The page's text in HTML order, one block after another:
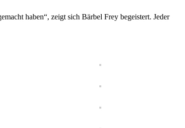
haben“, zeigt sich Bärbel Frey begeistert. Jeder